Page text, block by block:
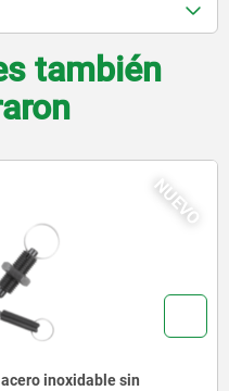
también
NUEVO
inoxidable con